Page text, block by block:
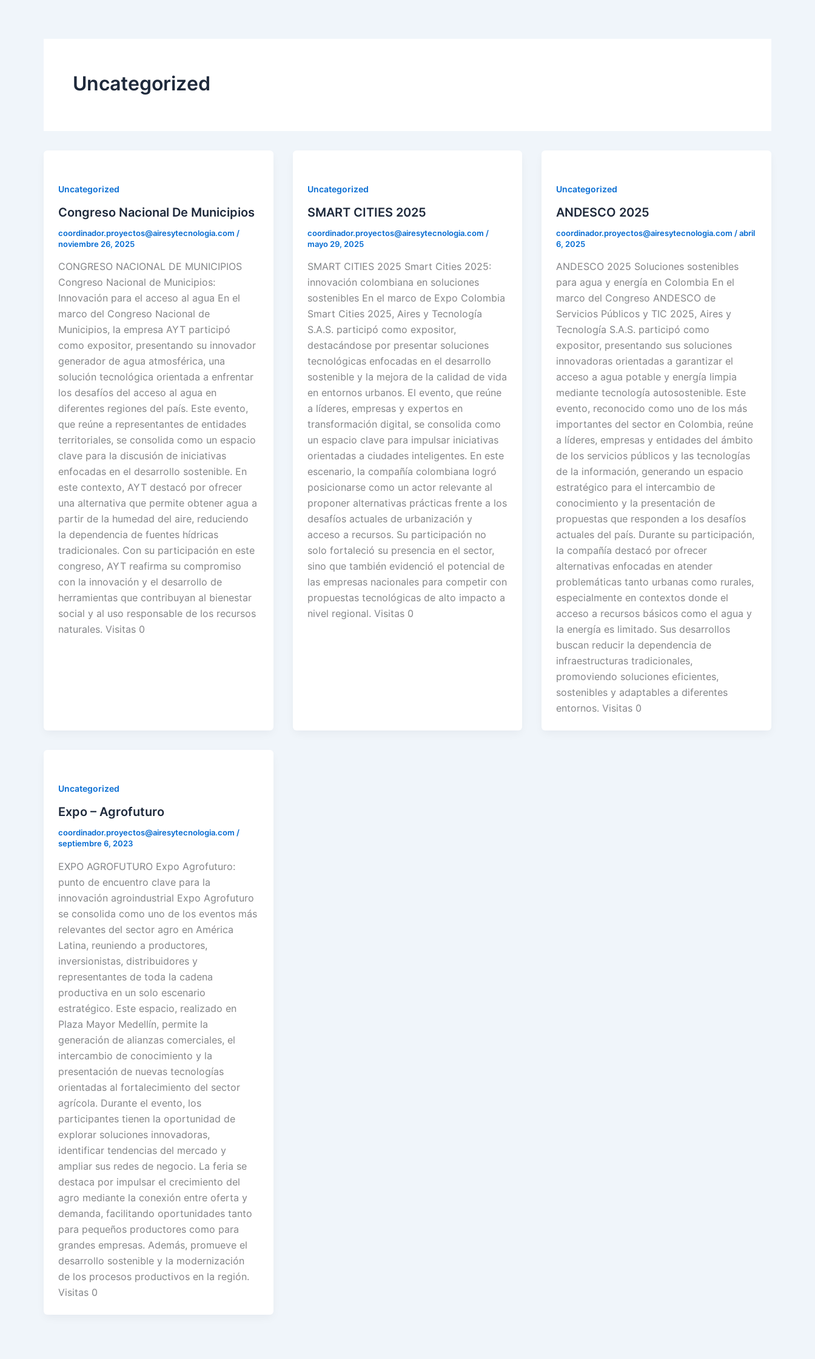
Uncategorized
Uncategorized
Congreso Nacional De Municipios
coordinador.proyectos@airesytecnologia.com /
noviembre 26, 2025
CONGRESO NACIONAL DE MUNICIPIOS
Congreso Nacional de Municipios:
Innovación para el acceso al agua En el
marco del Congreso Nacional de
Municipios, la empresa AYT participó
como expositor, presentando su innovador
generador de agua atmosférica, una
solución tecnológica orientada a enfrentar
los desafíos del acceso al agua en
diferentes regiones del país. Este evento,
que reúne a representantes de entidades
territoriales, se consolida como un espacio
clave para la discusión de iniciativas
enfocadas en el desarrollo sostenible. En
este contexto, AYT destacó por ofrecer
una alternativa que permite obtener agua a
partir de la humedad del aire, reduciendo
la dependencia de fuentes hídricas
tradicionales. Con su participación en este
congreso, AYT reafirma su compromiso
con la innovación y el desarrollo de
herramientas que contribuyan al bienestar
social y al uso responsable de los recursos
naturales. Visitas 0
Uncategorized
SMART CITIES 2025
coordinador.proyectos@airesytecnologia.com /
mayo 29, 2025
SMART CITIES 2025 Smart Cities 2025:
innovación colombiana en soluciones
sostenibles En el marco de Expo Colombia
Smart Cities 2025, Aires y Tecnología
S.A.S. participó como expositor,
destacándose por presentar soluciones
tecnológicas enfocadas en el desarrollo
sostenible y la mejora de la calidad de vida
en entornos urbanos. El evento, que reúne
a líderes, empresas y expertos en
transformación digital, se consolida como
un espacio clave para impulsar iniciativas
orientadas a ciudades inteligentes. En este
escenario, la compañía colombiana logró
posicionarse como un actor relevante al
proponer alternativas prácticas frente a los
desafíos actuales de urbanización y
acceso a recursos. Su participación no
solo fortaleció su presencia en el sector,
sino que también evidenció el potencial de
las empresas nacionales para competir con
propuestas tecnológicas de alto impacto a
nivel regional. Visitas 0
Uncategorized
ANDESCO 2025
coordinador.proyectos@airesytecnologia.com /abril
6, 2025
ANDESCO 2025 Soluciones sostenibles
para agua y energía en Colombia En el
marco del Congreso ANDESCO de
Servicios Públicos y TIC 2025, Aires y
Tecnología S.A.S. participó como
expositor, presentando sus soluciones
innovadoras orientadas a garantizar el
acceso a agua potable y energía limpia
mediante tecnología autosostenible. Este
evento, reconocido como uno de los más
importantes del sector en Colombia, reúne
a líderes, empresas y entidades del ámbito
de los servicios públicos y las tecnologías
de la información, generando un espacio
estratégico para el intercambio de
conocimiento y la presentación de
propuestas que responden a los desafíos
actuales del país. Durante su participación,
la compañía destacó por ofrecer
alternativas enfocadas en atender
problemáticas tanto urbanas como rurales,
especialmente en contextos donde el
acceso a recursos básicos como el agua y
la energía es limitado. Sus desarrollos
buscan reducir la dependencia de
infraestructuras tradicionales,
promoviendo soluciones eficientes,
sostenibles y adaptables a diferentes
entornos. Visitas 0
Uncategorized
Expo – Agrofuturo
coordinador.proyectos@airesytecnologia.com /
septiembre 6, 2023
EXPO AGROFUTURO Expo Agrofuturo:
punto de encuentro clave para la
innovación agroindustrial Expo Agrofuturo
se consolida como uno de los eventos más
relevantes del sector agro en América
Latina, reuniendo a productores,
inversionistas, distribuidores y
representantes de toda la cadena
productiva en un solo escenario
estratégico. Este espacio, realizado en
Plaza Mayor Medellín, permite la
generación de alianzas comerciales, el
intercambio de conocimiento y la
presentación de nuevas tecnologías
orientadas al fortalecimiento del sector
agrícola. Durante el evento, los
participantes tienen la oportunidad de
explorar soluciones innovadoras,
identificar tendencias del mercado y
ampliar sus redes de negocio. La feria se
destaca por impulsar el crecimiento del
agro mediante la conexión entre oferta y
demanda, facilitando oportunidades tanto
para pequeños productores como para
grandes empresas. Además, promueve el
desarrollo sostenible y la modernización
de los procesos productivos en la región.
Visitas 0